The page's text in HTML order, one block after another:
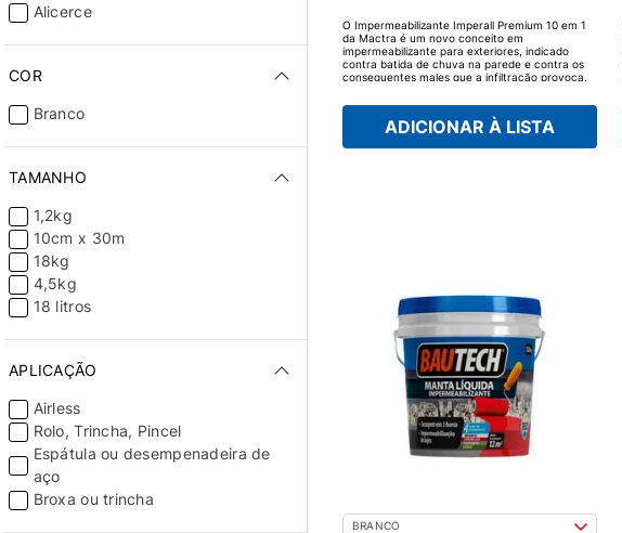
Alicerce
COR
Branco
TAMANHO
1,2kg
10cm x 30m
18kg
4,5kg
18 litros
APLICAÇÃO
Airless
Rolo, Trincha, Pincel
Espátula ou desempenadeira de
aço
Broxa ou trincha
O Impermeabilizante Imperall Premium 10 em 1
da Mactra é um novo conceito em
impermeabilizante para exteriores, indicado
contra batida de chuva na parede e contra os
consequentes males que a infiltração provoca,
impermeabilizar, selar, pintar e absorver fissuras
de retração da argamassa em um só produto. O
Imperall Premium 10 em 1 tem uma tecnologia
ADICIONAR À LISTA
BRANCO